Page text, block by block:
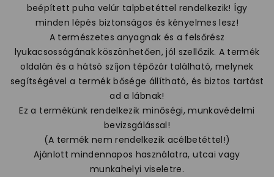
beépített puha velúr talpbetéttel rendelkezik! Így
minden lépés biztonságos és kényelmes lesz!
A természetes anyagnak és a felsőrész
lyukacsosságának köszönhetően, jól szellőzik. A termék
oldalán és a hátsó szíjon tépőzár található, melynek
segítségével a termék bősége állítható, és biztos tartást
ad a lábnak!
Ez a termékünk rendelkezik minőségi, munkavédelmi
bevizsgálással!
(A termék nem rendelkezik acélbetéttel!)
Ajánlott mindennapos használatra, utcai vagy
munkahelyi viseletre.